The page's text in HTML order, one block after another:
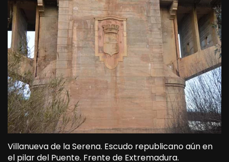
Villanueva de la Serena. Escudo republicano aún en
el pilar del Puente. Frente de Extremadura.